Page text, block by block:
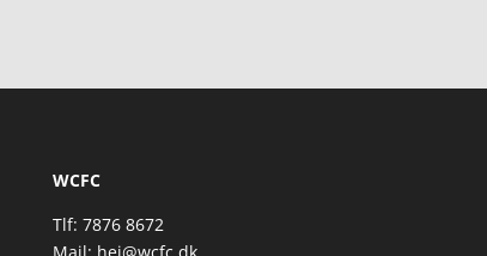
WCFC
Tlf: 7876 8672